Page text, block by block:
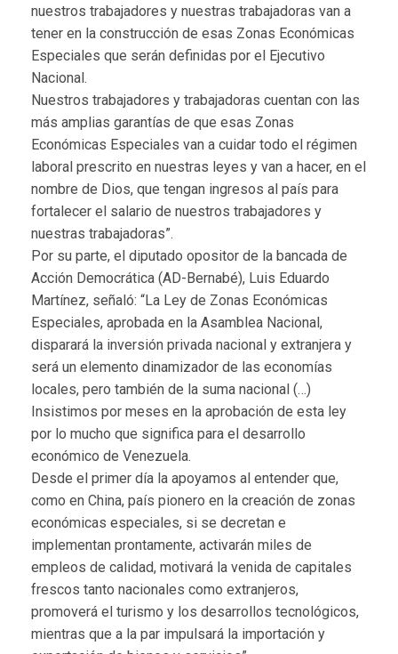
nuestros trabajadores y nuestras trabajadoras van a
tener en la construcción de esas Zonas Económicas
Especiales que serán definidas por el Ejecutivo
Nacional.
Nuestros trabajadores y trabajadoras cuentan con las
más amplias garantías de que esas Zonas
Económicas Especiales van a cuidar todo el régimen
laboral prescrito en nuestras leyes y van a hacer, en el
nombre de Dios, que tengan ingresos al país para
fortalecer el salario de nuestros trabajadores y
nuestras trabajadoras”.
Por su parte, el diputado opositor de la bancada de
Acción Democrática (AD-Bernabé), Luis Eduardo
Martínez, señaló: “La Ley de Zonas Económicas
Especiales, aprobada en la Asamblea Nacional,
disparará la inversión privada nacional y extranjera y
será un elemento dinamizador de las economías
locales, pero también de la suma nacional (…)
Insistimos por meses en la aprobación de esta ley
por lo mucho que significa para el desarrollo
económico de Venezuela.
Desde el primer día la apoyamos al entender que,
como en China, país pionero en la creación de zonas
económicas especiales, si se decretan e
implementan prontamente, activarán miles de
empleos de calidad, motivará la venida de capitales
frescos tanto nacionales como extranjeros,
promoverá el turismo y los desarrollos tecnológicos,
mientras que a la par impulsará la importación y